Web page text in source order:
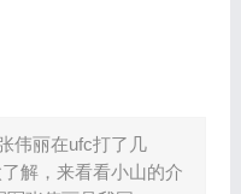
伟丽在ufc打了几
解，来看看小山的介